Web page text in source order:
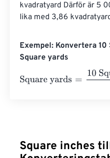
kvadratyard Därför är 5
lika med 3,86
Exempel: Konvertera
Square yards
Square yards = 10
Square inches